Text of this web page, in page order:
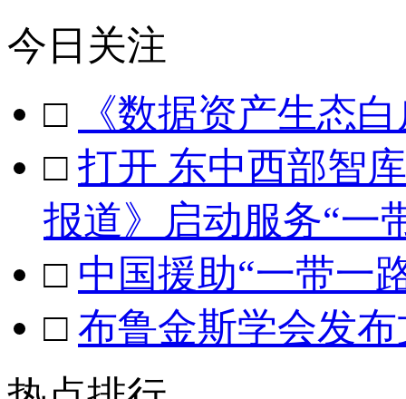
今日关注
□
《数据资产生态
□ 打开 东中西部智
报道》启动服务“一
□ 中国援助“一带一
□ 布鲁金斯学会发